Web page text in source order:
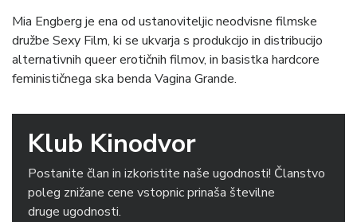
Mia Engberg je ena od ustanoviteljic neodvisne filmske
družbe Sexy Film, ki se ukvarja s produkcijo in distribucijo
alternativnih queer erotičnih filmov, in basistka hardcore
feminističnega ska benda Vagina Grande.
Klub Kinodvor
Postanite član in izkoristite naše ugodnosti! Članstvo
poleg znižane cene vstopnic prinaša številne
druge ugodnosti.